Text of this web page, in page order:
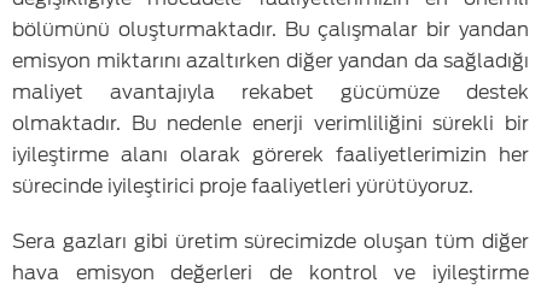
bölümünü oluşturmaktadır. Bu çalışmalar bir yandan
emisyon miktarını azaltırken diğer yandan da sağladığı
maliyet avantajıyla rekabet gücümüze destek
olmaktadır. Bu nedenle enerji verimliliğini sürekli bir
iyileştirme alanı olarak görerek faaliyetlerimizin her
sürecinde iyileştirici proje faaliyetleri yürütüyoruz.
Sera gazları gibi üretim sürecimizde oluşan tüm diğer
hava emisyon değerleri de kontrol ve iyileştirme